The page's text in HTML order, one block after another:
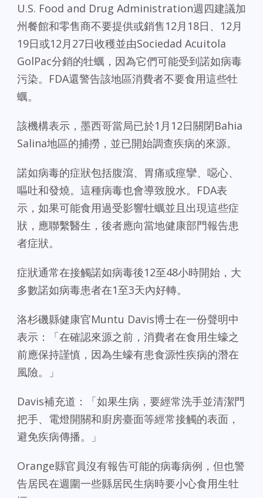
U.S. Food and Drug Administration週四建議加
州餐館和零售商不要提供或銷售12月18日、12月
19日或12月27日收穫並由Sociedad Acuitola
GolPac分銷的牡蠣，因為它們可能受到諾如病毒
污染。FDA還警告該地區消費者不要食用這些牡
蠣。
該機構表示，墨西哥當局已於1月12日關閉Bahia
Salina地區的捕撈，並已開始調查疾病的來源。
諾如病毒的症狀包括腹瀉、胃痛或痙攣、噁心、
嘔吐和發燒。這種病毒也會導致脫水。FDA表
示，如果可能食用過受影響牡蠣並且出現這些症
狀，應聯繫醫生，後者應向當地健康部門報告患
者症狀。
症狀通常在接觸諾如病毒後12至48小時開始，大
多數諾如病毒患者在1至3天內好轉。
洛杉磯縣健康官Muntu Davis博士在一份聲明中
表示：「在確認來源之前，消費者在食用生蠔之
前應保持謹慎，因為生蠔有患食源性疾病的潛在
風險。」
Davis補充道：「如果生病，要經常洗手並清潔門
把手、電燈開關和廚房臺面等經常接觸的表面，
避免疾病傳播。」
Orange縣官員沒有報告可能的病毒病例，但也警
告居民在週圍一些縣居民生病時要小心食用生牡